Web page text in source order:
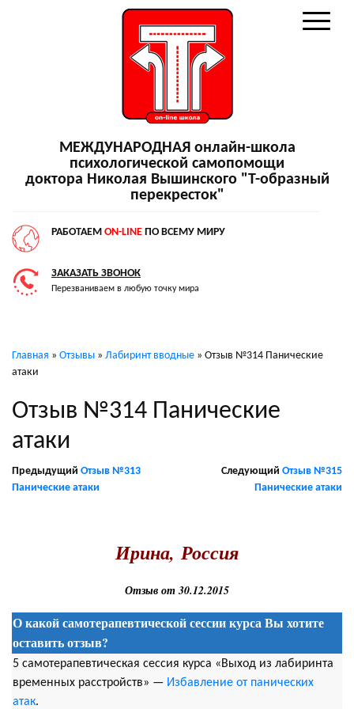
МЕЖДУНАРОДНАЯ онлайн-школа
психологической самопомощи
доктора Николая Вышинского "Т-образный
перекресток"
РАБОТАЕМ ON-LINE ПО ВСЕМУ МИРУ
ЗАКАЗАТЬ ЗВОНОК
Перезваниваем в любую точку мира
Главная » Отзывы » Лабиринт вводные » Отзыв №314 Панические
атаки
Отзыв №314 Панические
атаки
Предыдущий Отзыв №313
Панические атаки
Следующий Отзыв №315
Панические атаки
Ирина, Россия
Отзыв от 30.12.2015
О какой самотерапевтической сессии курса Вы хотите
оставить отзыв?
5 самотерапевтическая сессия курса «Выход из лабиринта
временных расстройств» — Избавление от панических
атак.